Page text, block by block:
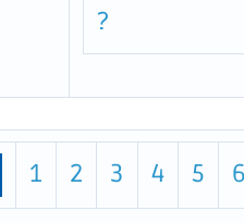
?
1 2 3 4 5